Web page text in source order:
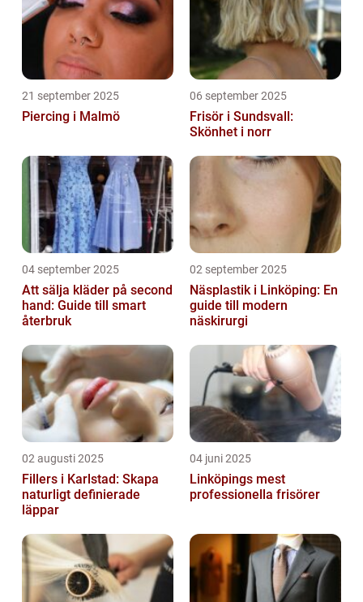
21 september 2025
Piercing i Malmö
06 september 2025
Frisör i Sundsvall:
Skönhet i norr
04 september 2025
Att sälja kläder på second
hand: Guide till smart
återbruk
02 september 2025
Näsplastik i Linköping: En
guide till modern
näskirurgi
02 augusti 2025
Fillers i Karlstad: Skapa
naturligt definierade
läppar
04 juni 2025
Linköpings mest
professionella frisörer